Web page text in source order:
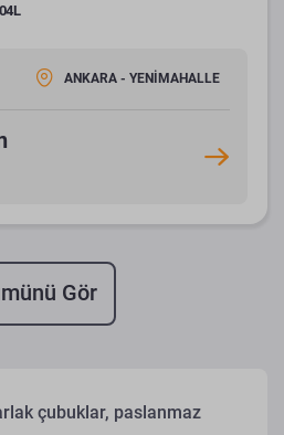
ANKARA - YENİMAHALLE
Gör
çubuklar, paslanmaz